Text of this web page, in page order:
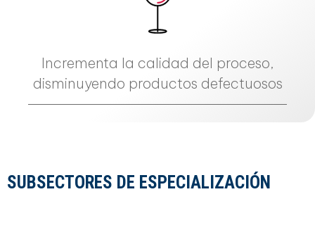
Incrementa la calidad del proceso,
disminuyendo productos defectuosos
SUBSECTORES DE ESPECIALIZACIÓN